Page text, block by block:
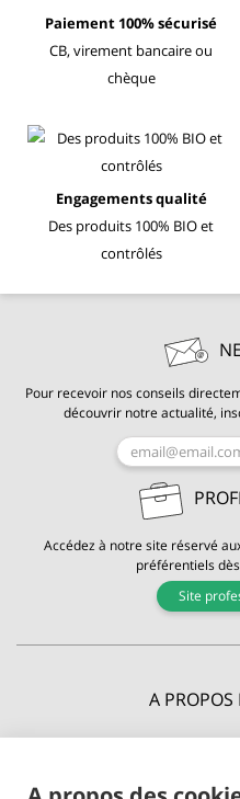
Paiement 100% sécurisé
CB, virement bancaire ou
chèque
Engagements qualité
Des produits 100% BIO et
contrôlés
Pour recevoir nos conseils
découvrir notre actualité,
Accédez à notre site réservé
préférentiels
Site
A